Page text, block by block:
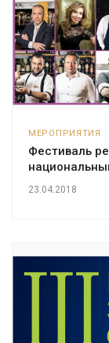
МЕРОПРИЯТИЯ
Фестиваль
23.04.2018